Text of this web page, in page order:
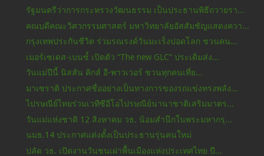
รัฐมนตรีว่าการกระทรวงวัฒนธรรม เป็นประธานพิธีถวายรา...
คณบดีคณะวิศวกรรมศาสตร์ มหาวิทยาลัยอัสสัมชัญแสดงควา...
กรุงเทพประกันชีวิต ร่วมรณรงค์วันมะเร็งปอดโลก ชวนคน...
เมอร์เซเดส-เบนซ์์ เปิดตัว “The new GLC” ประเดิมส่ง...
วันแม่ปีนี้ นิสสัน คิกส์ อี-พาวเวอร์ ชวนทุกคนเที่ย...
มาเซราติ ประกาศชื่ออย่างเป็นทางการของรถแข่งทรงพลัง...
ไปรษณีย์ไทยร่วมเวทีซีอีโอไปรษณีย์นานาชาติเสริมมาตร...
วันแม่แห่งชาติ 12 สิงหาคม วธ. น้อมสำนึกในพระมหากรุ...
นมธ.14 ประกาศแต่งตั้งเป็นประธานรุ่นคนใหม่
ปลัด วธ. เปิดงานวันชนเผ่าพื้นเมืองแห่งประเทศไทย ปี...